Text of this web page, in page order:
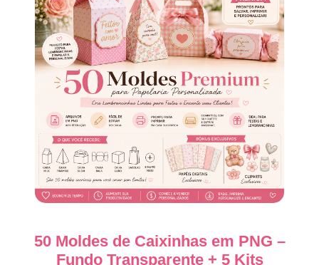
50 Moldes de Caixinhas em PNG –
Fundo Transparente + 5 Kits